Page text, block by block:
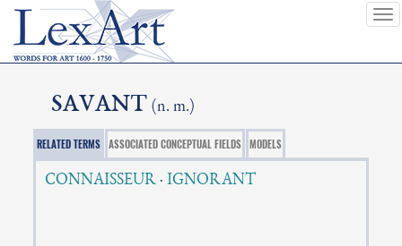
SAVANT (n. m.)
RELATED TERMS ASSOCIATED CONCEPTUAL FIELDS MODELS
CONNAISSEUR ·IGNORANT